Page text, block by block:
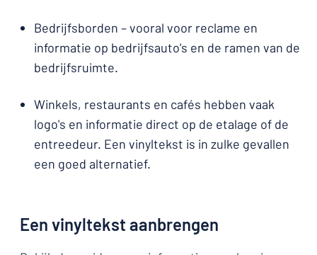
Bedrijfsborden – vooral voor reclame en
informatie op bedrijfsauto's en de ramen van de
bedrijfsruimte.
Winkels, restaurants en cafés hebben vaak
logo's en informatie direct op de etalage of de
entreedeur. Een vinyltekst is in zulke gevallen
een goed alternatief.
Een vinyltekst aanbrengen